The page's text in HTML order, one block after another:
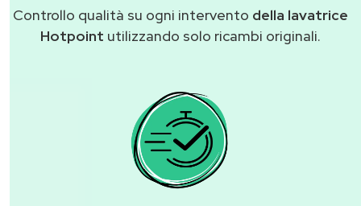
Controllo qualità su ogni intervento della lavatrice
Hotpoint utilizzando solo ricambi originali.